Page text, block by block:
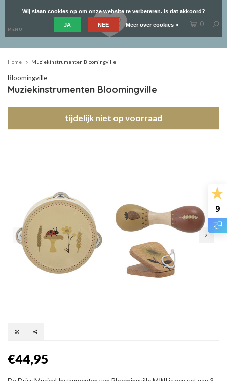
9
MENU
0
Home Muziekinstrumenten Bloomingville
Bloomingville
Muziekinstrumenten Bloomingville
tijdelijk niet op voorraad
€44,95
Wij slaan cookies op om onze website te verbeteren. Is dat akkoord?
JA NEE Meer over cookies »